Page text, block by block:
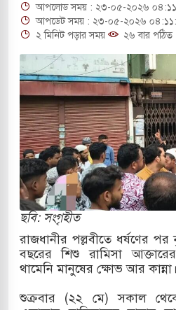
থাকুক বা না থাকুক, ইরানে একক সামরিক
জুমার বয়ান ও নামাজ পড়াবেন
ছাড়লেন জনপ্রিয় ভারতীয় সাংবাদিক
অ্যারেস্ট আবেদন, বরগুনার এসআইয়ের
নতুন বাংলাদেশের পথচলার কেন্দ্র
আপলোড সময় : ২৩-০৫-২০২৬
আপডেট সময় : ২৩-০৫-২০২৬
২ মিনিট পড়ার সময়
২৬ বার পঠিত
ছবি: সংগৃহীত
রাজধানীর পল্লবীতে ধর্ষণের
বছরের শিশু রামিসা
থামেনি মানুষের ক্ষোভ আর কান্না।
শুক্রবার (২২ মে) সকাল